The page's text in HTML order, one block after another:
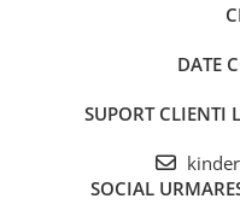
DATE
SUPORT CLIENTI
SOCIAL